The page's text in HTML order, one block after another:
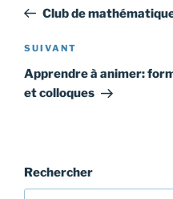
l’article
précédent
Club de
Article
suivant
SUIVANT
Apprendre à animer:
et colloques
Rechercher